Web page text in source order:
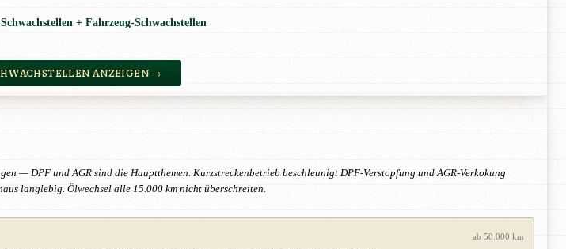
+ Fahrzeug-Schwachstellen
ANZEIGEN →
— DPF und AGR sind die Hauptthemen. Kurzstreckenbetrieb beschleunigt DPF-Verstopfung und AGR-Verkokung
langlebig. Ölwechsel alle 15.000 km nicht überschreiten.
ab 50.000 km